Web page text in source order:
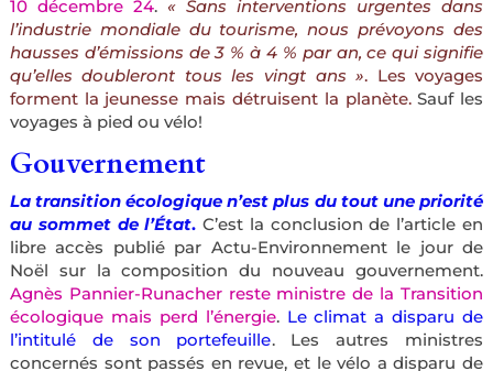
10 décembre 24. « Sans interventions urgentes dans
l’industrie mondiale du tourisme, nous prévoyons des
hausses d’émissions de 3 % à 4 % par an, ce qui signifie
qu’elles doubleront tous les vingt ans ». Les voyages
forment la jeunesse mais détruisent la planète.Sauf les
voyages à pied ou vélo!
Gouvernement
La transition écologique n’est plus du tout une priorité
au sommet de l’État.C’est la conclusion de l’article en
libre accès publié par Actu-Environnement le jour de
Noël sur la composition du nouveau gouvernement.
Agnès Pannier-Runacher reste ministre de la Transition
écologique mais perd l’énergie. Le climat a disparu de
l’intitulé de son portefeuille. Les autres ministres
concernés sont passés en revue, et le vélo a disparu de